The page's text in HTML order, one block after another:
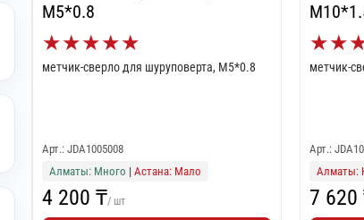
M5*0.8
★★★★★
метчик-сверло для шуруповерта, M5*0.8
Арт.: JDA1005008
Алматы: Много | Астана: Мало
4 200 ₸/ шт
★★
метчик-
Арт.:
Алматы:
7 620